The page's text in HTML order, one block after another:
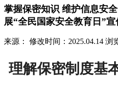
掌握保密知识 维护信息安
展“全民国家安全教育日”
来源： 修改时间：2025.04.14 浏
理解保密制度基